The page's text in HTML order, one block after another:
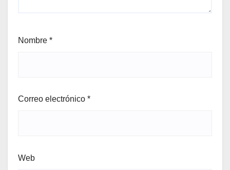
Nombre *
Correo electrónico *
Web